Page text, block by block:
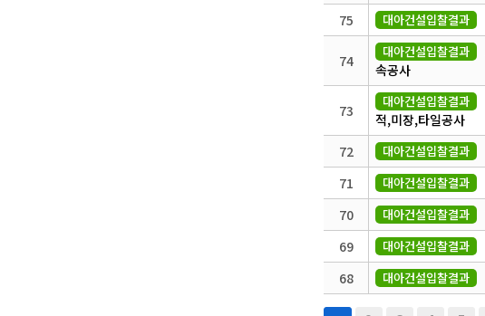
75
대아건설입찰결과
74
대아건설입찰결과
속공사
73
대아건설입찰결과
적,미장,타일공사
72 대아건설입찰결과
71
대아건설입찰결과
70
대아건설입찰결과
69
대아건설입찰결과
68
대아건설입찰결과